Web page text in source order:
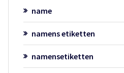
name
namens etiketten
namensetiketten